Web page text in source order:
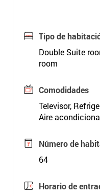
Tipo de
Double Suite
room
Comodidades
Televisor,
Aire
Número de
64
Horario de